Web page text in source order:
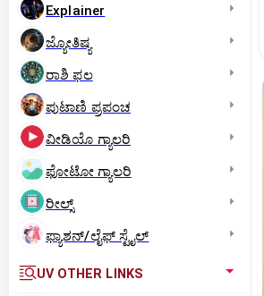
Explainer
ಜ್ಯೋತಿಷ್ಯ
ರಾಶಿ ಫಲ
ಪುಟಾಣಿ ಪ್ರಪಂಚ
ವೀಡಿಯೊ ಗ್ಯಾಲರಿ
ಫೋಟೋ ಗ್ಯಾಲರಿ
ರೀಲ್ಸ್
ಫ್ಯಾಶನ್/ಲೈಫ್‌ ಸ್ಟೈಲ್
UV OTHER LINKS